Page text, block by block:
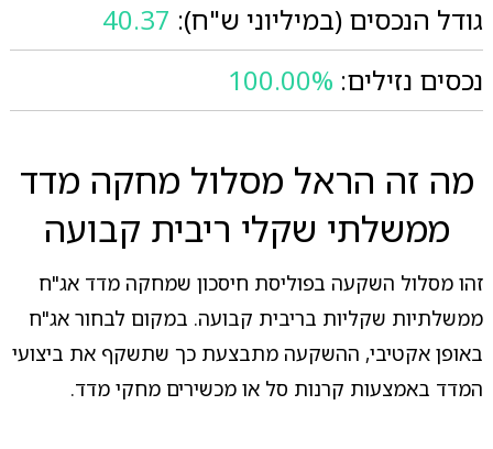
גודל הנכסים (במיליוני ש"ח): 40.37
נכסים נזילים: 100.00%
מה זה הראל מסלול מחקה מדד
ממשלתי שקלי ריבית קבועה
זהו מסלול השקעה בפוליסת חיסכון שמחקה מדד אג"ח
ממשלתיות שקליות בריבית קבועה. במקום לבחור אג"ח
באופן אקטיבי, ההשקעה מתבצעת כך שתשקף את ביצועי
המדד באמצעות קרנות סל או מכשירים מחקי מדד.